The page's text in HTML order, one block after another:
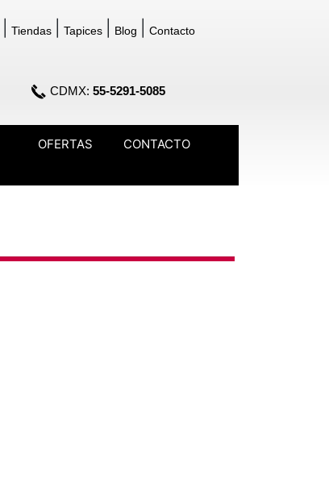
Tiendas Tapices Blog Contacto
CDMX: 55-5291-5085
OFERTAS CONTACTO